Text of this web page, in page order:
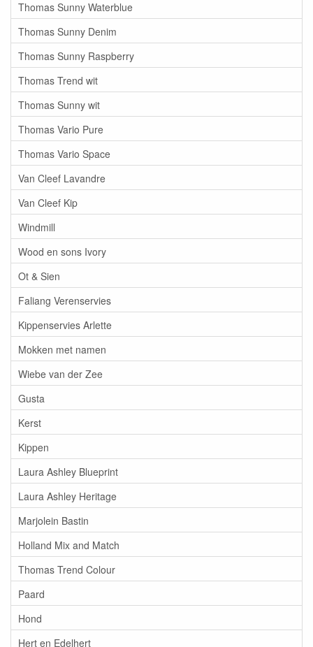
Thomas Sunny Waterblue
Thomas Sunny Denim
Thomas Sunny Raspberry
Thomas Trend wit
Thomas Sunny wit
Thomas Vario Pure
Thomas Vario Space
Van Cleef Lavandre
Van Cleef Kip
Windmill
Wood en sons Ivory
Ot & Sien
Faliang Verenservies
Kippenservies Arlette
Mokken met namen
Wiebe van der Zee
Gusta
Kerst
Kippen
Laura Ashley Blueprint
Laura Ashley Heritage
Marjolein Bastin
Holland Mix and Match
Thomas Trend Colour
Paard
Hond
Hert en Edelhert